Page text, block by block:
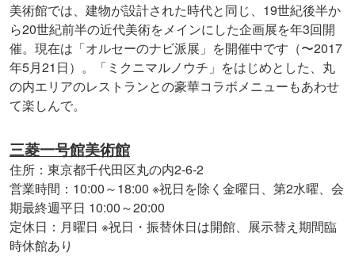
美術館では、建物が設計された時代と同じ、19世紀後半か
ら20世紀前半の近代美術をメインにした企画展を年3回開
催。現在は「オルセーのナビ派展」を開催中です（〜2017
年5月21日）。「ミクニマルノウチ」をはじめとした、丸
の内エリアのレストランとの豪華コラボメニューもあわせ
て楽しんで。
三菱一号館美術館
住所：東京都千代田区丸の内2-6-2
営業時間：10:00～18:00 ※祝日を除く金曜日、第2水曜、会
期最終週平日 10:00～20:00
定休日：月曜日 ※祝日・振替休日は開館、展示替え期間臨
時休館あり